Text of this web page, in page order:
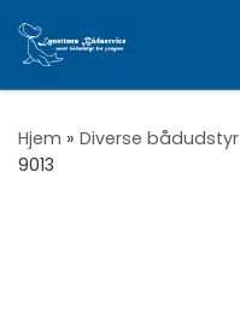
Vis hele indholdet
Hjem » Diverse bådudstyr
9013